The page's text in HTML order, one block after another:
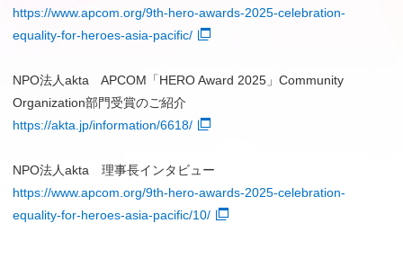
https://www.apcom.org/9th-hero-awards-2025-celebration-
equality-for-heroes-asia-pacific/
NPO法人akta APCOM「HERO Award 2025」Community
Organization部門受賞のご紹介
https://akta.jp/information/6618/
NPO法人akta 理事長インタビュー
https://www.apcom.org/9th-hero-awards-2025-celebration-
equality-for-heroes-asia-pacific/10/